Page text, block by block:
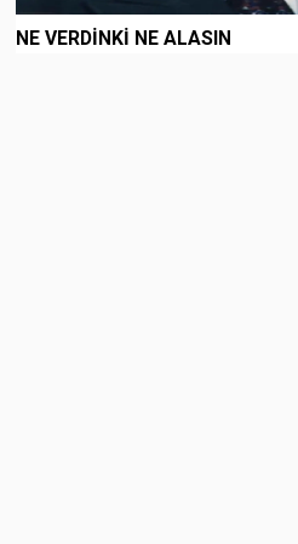
NE VERDİNKİ NE ALASIN